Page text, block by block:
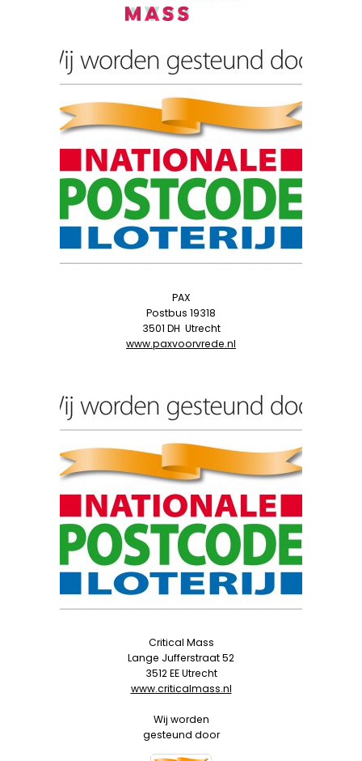
PAX
Postbus 19318
3501 DH Utrecht
www.paxvoorvrede.nl
Critical Mass
Lange Jufferstraat 52
3512 EE Utrecht
www.criticalmass.nl
Wij worden
gesteund door